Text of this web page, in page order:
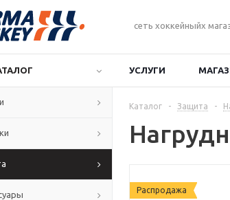
сеть хоккейныйх
УСЛУГИ
Каталог - Защита -
Распродажа